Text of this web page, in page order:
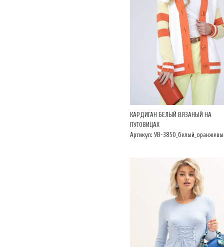
КАРДИГАН БЕЛЫЙ ВЯЗАНЫЙ НА
ПУГОВИЦАХ
Артикул: УВ-